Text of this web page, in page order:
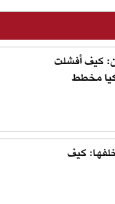
كيف أفشلت
مخطط
كيف